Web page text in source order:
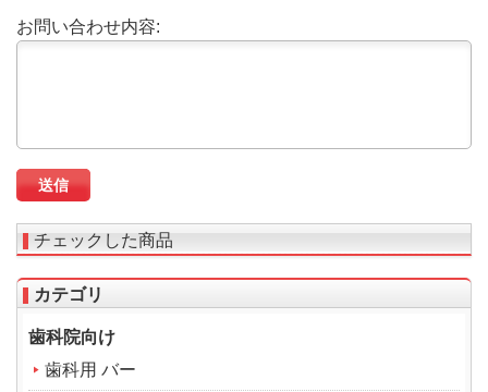
お問い合わせ内容:
チェックした商品
カテゴリ
歯科院向け
歯科用 バー